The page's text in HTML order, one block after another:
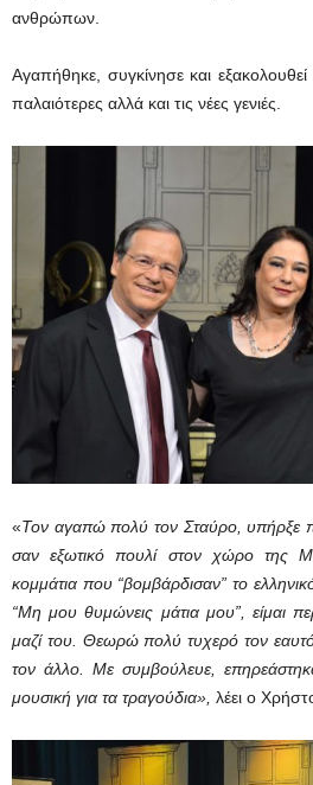
ανθρώπων.
Αγαπήθηκε, συγκίνησε και
παλαιότερες αλλά και τις νέες γενιές.
«Τον αγαπώ πολύ τον Σταύρο, υπήρξε
σαν εξωτικό πουλί στον χώρο της
κομμάτια που “βομβάρδισαν” το
“Μη μου θυμώνεις μάτια μου”, είμαι
μαζί του. Θεωρώ πολύ τυχερό τον
τον άλλο. Με συμβούλευε,
μουσική για τα τραγούδια», λέει ο